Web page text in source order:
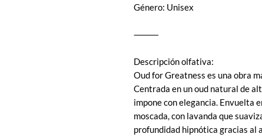
Género: Unisex
⸻
Descripción olfativa:
Oud for Greatness es una obra
Centrada en un oud natural de
impone con elegancia. Envuelta
moscada, con lavanda que
profundidad hipnótica gracias al